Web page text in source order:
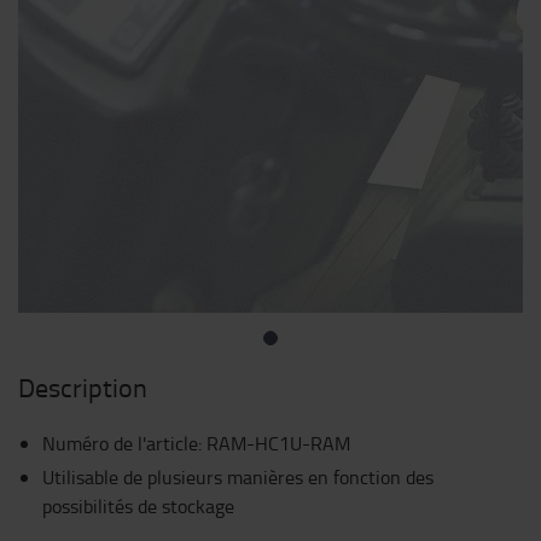
Description
Numéro de l'article: RAM-HC1U-RAM
Utilisable de plusieurs manières en fonction des
possibilités de stockage